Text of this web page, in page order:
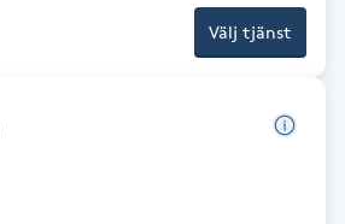
Välj tjänst